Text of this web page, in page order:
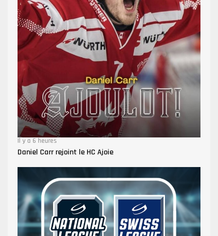
Il y a 6 heures
Daniel Carr rejoint le HC Ajoie